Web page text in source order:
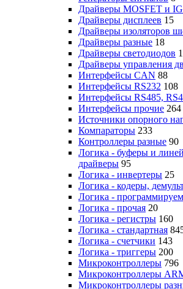
Драйверы MOSFET и
Драйверы дисплеев 15
Драйверы изоляторов
Драйверы разные 18
Драйверы светодиодов
Драйверы управления
Интерфейсы CAN 88
Интерфейсы RS232 108
Интерфейсы RS485,
Интерфейсы прочие 264
Источники опорного
Компараторы 233
Контроллеры разные 90
Логика - буферы и
драйверы 95
Логика - инвертеры 25
Логика - кодеры,
Логика -
Логика - прочая 20
Логика - регистры 160
Логика - стандартная
Логика - счетчики 143
Логика - триггеры 200
Микроконтроллеры 796
Микроконтроллеры
Микроконтроллеры